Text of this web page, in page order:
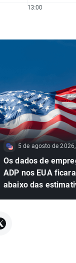
5 de agosto de
Os dados de
ADP nos EUA
abaixo das